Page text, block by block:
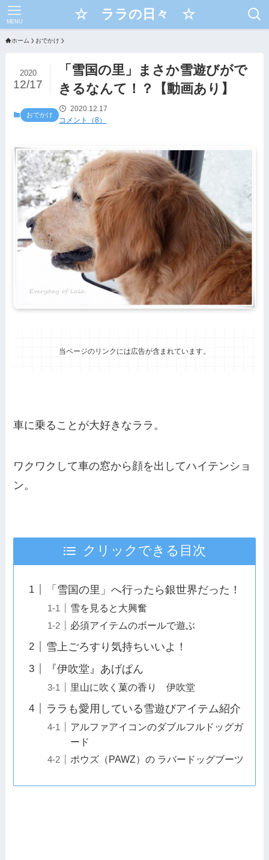
☆ ララの日々 ☆
MENU
ホーム おでかけ
「雪国の里」まさか雪遊びがで
きるなんて！？【動画あり】
2020
12/17
おでかけ
2020.12.17
コメント（8）
当ページのリンクには広告が含まれています。
車に乗ることが大好きなララ。
ワクワクして車の窓から顔を出してハイテンショ
ン。
クリックできる目次
「雪国の里」へ行ったら銀世界だった！
雪を見ると大興奮
必須アイテムのボールで遊ぶ
雪上ごろすり気持ちいいよ！
『伊吹堂』あげぱん
里山に吹く菓の香り 伊吹堂
ララも愛用している雪遊びアイテム紹介
アルファアイコンのダブルフルドッグガ
ード
ポウズ（PAWZ）の ラバードッグブーツ